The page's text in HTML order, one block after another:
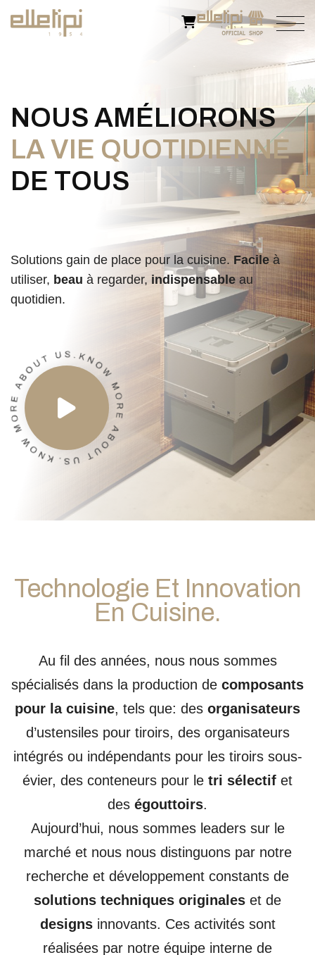
N OUS AM É LIORONS
LA V E QUOTIDIENNE
D E TOUS
Solutions gain de place pour la cuisine. Facileà
utiliser, beau à regarder, indispensable au
quotidien.
Technologie Et Innovation
En Cuisine.
Au fil des années, nous nous sommes
spécialisés dans la production de composants
pour la cuisine, tels que: des organisateurs
d’ustensiles pour tiroirs, des organisateurs
intégrés ou indépendants pour les tiroirs sous-
évier, des conteneurs pour le tri sélectif et
des égouttoirs.
Aujourd’hui, nous sommes leaders sur le
marché et nous nous distinguons par notre
recherche et développement constants de
solutions techniques originales et de
designsinnovants. Ces activités sont
réalisées par notre équipe interne de